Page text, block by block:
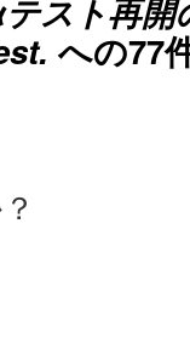
スト再開
への77